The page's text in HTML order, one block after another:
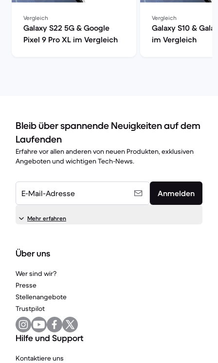
Vergleich
Galaxy S22 5G & Google
Pixel 9 Pro XL im Vergleich
Vergleich
Galaxy S10 &
im Vergleich
Bleib über spannende Neuigkeiten auf dem
Laufenden
Erfahre vor allen anderen von neuen Produkten, exklusiven
Angeboten und wichtigen Tech-News.
E-Mail-Adresse Anmelden
Mehr erfahren
Über uns
Wer sind wir?
Presse
Stellenangebote
Trustpilot
Hilfe und Support
Kontaktiere uns